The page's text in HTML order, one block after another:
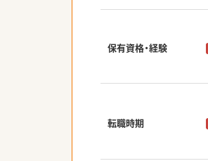
保有資格・経験
転職時期